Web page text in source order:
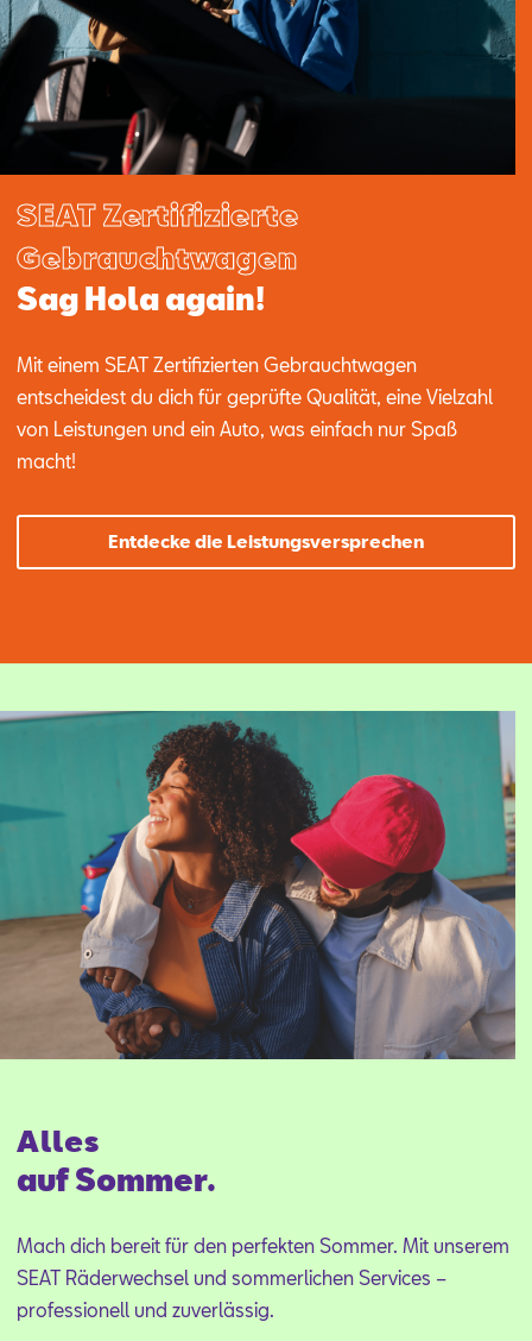
SEAT Zertifizierte
Gebrauchtwagen
Sag Hola again!
Mit einem SEAT Zertifizierten Gebrauchtwagen
entscheidest du dich für geprüfte Qualität, eine Vielzahl
von Leistungen und ein Auto, was einfach nur Spaß
macht!
Entdecke die Leistungsversprechen
Alles
auf Sommer.
Mach dich bereit für den perfekten Sommer. Mit unserem
SEAT Räderwechsel und sommerlichen Services –
professionell und zuverlässig.